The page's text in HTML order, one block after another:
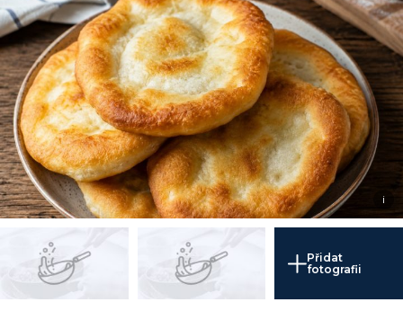
i
Přidat
fotografii